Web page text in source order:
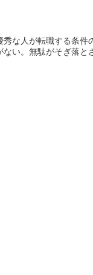
な人が転職する条
い。無駄がそぎ落と